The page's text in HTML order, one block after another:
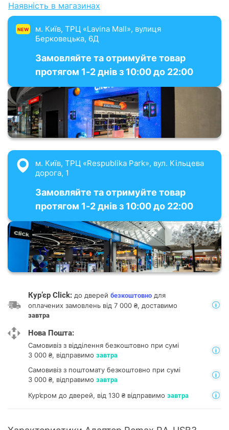
Наявність в магазинах
NEW
м. Київ, ТРЦ «Lavina Mall», вулиця
Берковецька, 6Д
Замовляйте та отримуйте товар
протягом 1-2 днів з 10:00 до 22:00
м. Київ, ТРЦ «Respublika Park», вул. Кільцева
дорога, 1
Замовляйте та отримуйте товар
протягом 1-2 днів з 10:00 до 22:00
Кур’єр Click: до дверей безкоштовно для
оплачених замовлень від 7 000 ₴, доставимо
завтра
Нова Пошта:
Самовивіз з відділення безкоштовно при сумі
3 000 ₴, відправимо завтра
Самовивіз з поштомату безкоштовно при сумі
3 000 ₴, відправимо завтра
Кур’єром до дверей, від 130 ₴ відправимо завтра